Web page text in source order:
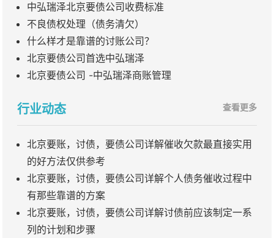
中弘瑞泽北京要债公司收费标准
不良债权处理（债务清欠）
什么样才是靠谱的讨账公司？
北京要债公司首选中弘瑞泽
北京要债公司 -中弘瑞泽商账管理
行业动态 查看更多
北京要账，讨债，要债公司详解催收欠款最直接实用
的好方法仅供参考
北京要账，讨债，要债公司详解个人债务催收过程中
有那些靠谱的方案
北京要账，讨债，要债公司详解讨债前应该制定一系
列的计划和步骤